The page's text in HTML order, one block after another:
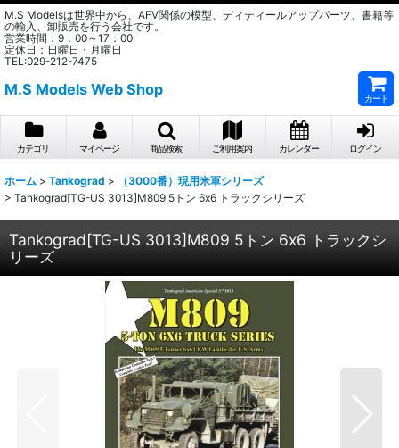
M.S Modelsは世界中から、AFV関係の模型、ディティールアップパーツ、書籍等
の輸入、卸販売を行う会社です。
営業時間：9：00～17：00
定休日：日曜日・月曜日
TEL:029-212-7475
M.S Models Web Shop
カート
カテゴリ マイページ 商品検索 ご利用案内 カレンダー ログイン
ホーム > Tankograd >
（3000番）現用米軍シリーズ
> Tankograd[TG-US 3013]M809 5トン 6x6 トラックシリーズ
Tankograd[TG-US 3013]M809 5トン 6x6 トラックシ
リーズ